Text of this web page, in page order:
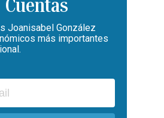
Cuentas
Joanisabel González
más importantes